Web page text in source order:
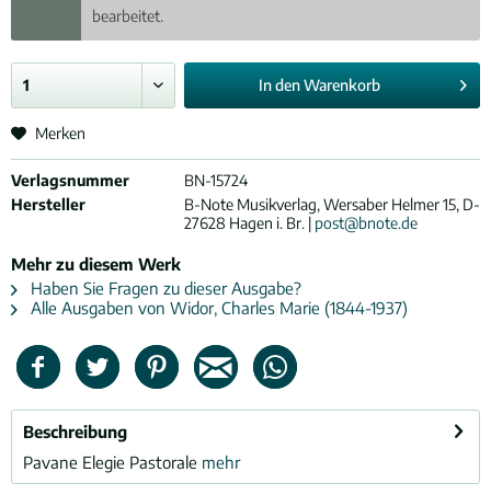
bearbeitet.
In denWarenkorb
Merken
Verlagsnummer
BN-15724
Hersteller
B-Note Musikverlag, Wersaber Helmer 15, D-
27628 Hagen i. Br. | post@bnote.de
Mehr zu diesem Werk
Haben Sie Fragen zu dieser Ausgabe?
Alle Ausgaben von Widor, Charles Marie (1844-1937)
Beschreibung
Pavane Elegie Pastorale mehr